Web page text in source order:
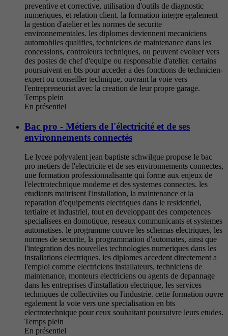
preventive et corrective, utilisation d'outils de diagnostic
numeriques, et relation client. la formation integre egalement
la gestion d'atelier et les normes de securite
environnementales. les diplomes deviennent mecaniciens
automobiles qualifies, techniciens de maintenance dans les
concessions, controleurs techniques, ou peuvent evoluer vers
des postes de chef d'equipe ou responsable d'atelier. certains
poursuivent en bts pour acceder a des fonctions de technicien-
expert ou conseiller technique, ouvrant la voie vers
l'entrepreneuriat avec la creation de leur propre garage.
Temps plein
En présentiel
Bac pro - Métiers de l'électricité et de ses
environnements connectés
Le lycee polyvalent jean baptiste schwilgue propose le bac
pro metiers de l'electricite et de ses environnements connectes,
une formation professionnalisante qui forme aux enjeux de
l'electrotechnique moderne et des systemes connectes. les
etudiants maitrisent l'installation, la maintenance et la
reparation d'equipements electriques dans le residentiel,
tertiaire et industriel, tout en developpant des competences
specialisees en domotique, reseaux communicants et systemes
automatises. le programme couvre les schemas electriques, les
normes de securite, la programmation d'automates, ainsi que
l'integration des nouvelles technologies numeriques dans les
installations electriques. les diplomes accedent directement a
l'emploi comme electriciens installateurs, techniciens de
maintenance, monteurs electriciens ou agents de depannage
dans les entreprises d'installation electrique, les services
techniques de collectivites ou l'industrie. cette formation ouvre
egalement la voie vers une specialisation en bts
electrotechnique pour ceux souhaitant poursuivre leurs etudes.
Temps plein
En présentiel